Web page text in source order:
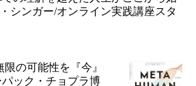
シンガー/オンライン実践講座スタ
限の可能性を『今』
ック・チョプラ博